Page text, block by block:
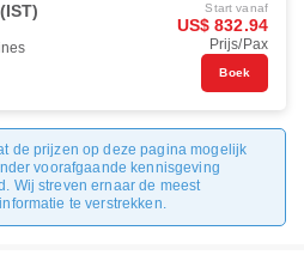
Start vanaf
US$ 832.94
Prijs/Pax
Boek
de prijzen op deze pagina mogelijk
voorafgaande kennisgeving
Wij streven ernaar de meest
te verstrekken.